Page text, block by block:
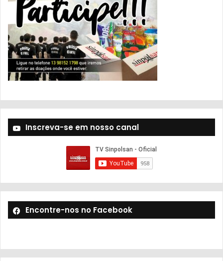
Inscreva-se em nosso canal
Encontre-nos no Facebook